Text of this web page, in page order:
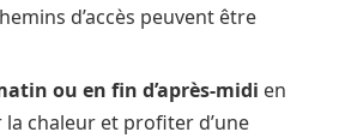
d’accès peuvent être
ou en fin d’après-midi en
chaleur et profiter d’une